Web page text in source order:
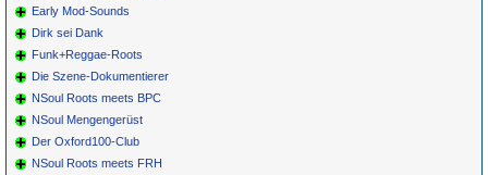
Early Mod-Sounds
Dirk sei Dank
Funk+Reggae-Roots
Die Szene-Dokumentierer
NSoul Roots meets BPC
NSoul Mengengerüst
Der Oxford100-Club
NSoul Roots meets FRH